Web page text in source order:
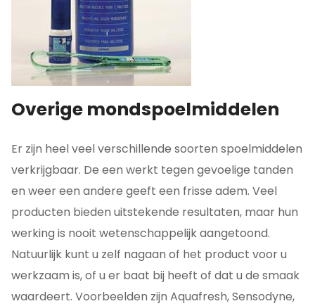
Overige mondspoelmiddelen
Er zijn heel veel verschillende soorten spoelmiddelen
verkrijgbaar. De een werkt tegen gevoelige tanden
en weer een andere geeft een frisse adem. Veel
producten bieden uitstekende resultaten, maar hun
werking is nooit wetenschappelijk aangetoond.
Natuurlijk kunt u zelf nagaan of het product voor u
werkzaam is, of u er baat bij heeft of dat u de smaak
waardeert. Voorbeelden zijn Aquafresh, Sensodyne,